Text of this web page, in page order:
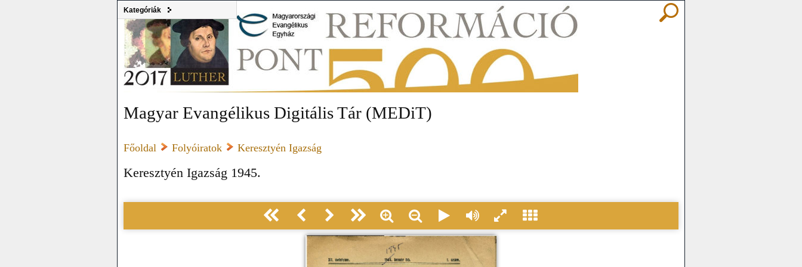
Kategóriák
Magyar Evangélikus Digitális Tár (MEDiT)
Főoldal Folyóiratok Keresztyén Igazság
Keresztyén Igazság 1945.